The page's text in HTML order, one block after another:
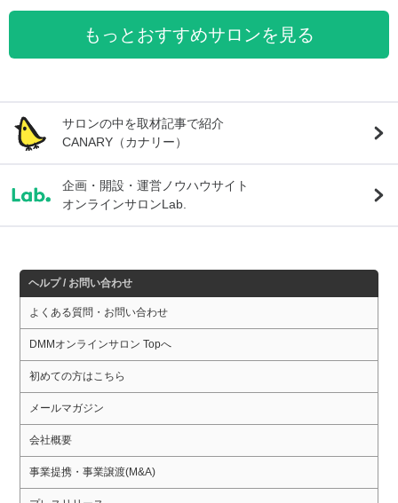
もっとおすすめサロンを見る
サロンの中を取材記事で紹介
CANARY（カナリー）
企画・開設・運営ノウハウサイト
オンラインサロンLab.
ヘルプ / お問い合わせ
よくある質問・お問い合わせ
DMMオンラインサロン Topへ
初めての方はこちら
メールマガジン
会社概要
事業提携・事業譲渡(M&A)